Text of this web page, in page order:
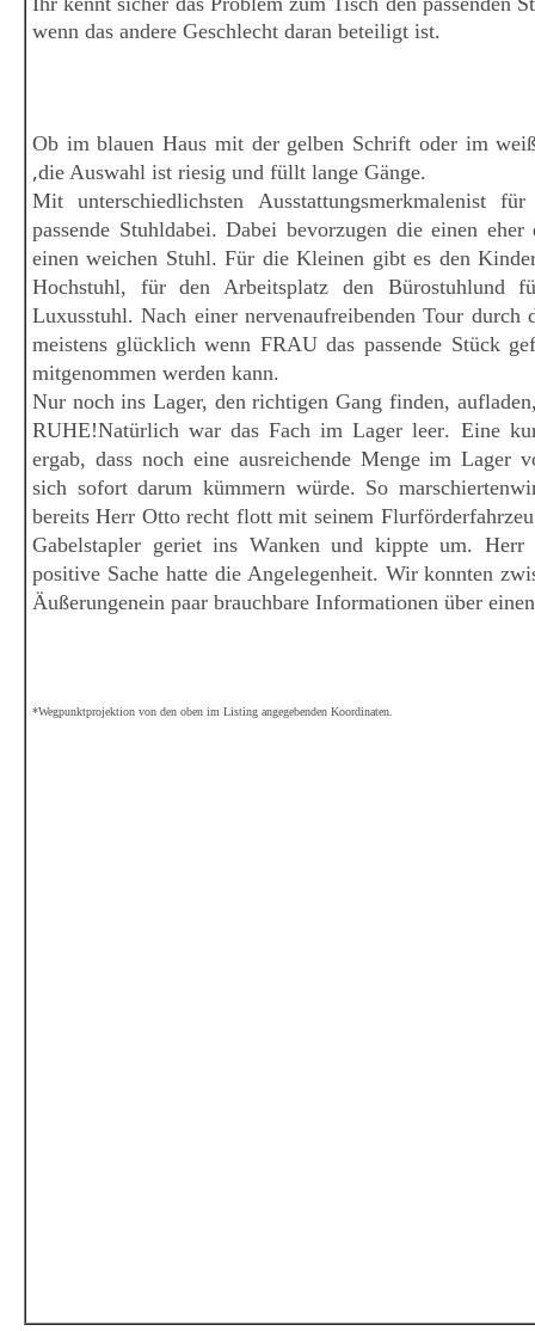
wenn das andere Geschlecht daran beteiligt ist.
Ob im blauen Haus mit der gelben Schrift oder im
,die Auswahl ist riesig und füllt lange Gänge.
Mit unterschiedlichsten Ausstattungsmerkmalenistfür
passende Stuhldabei. Dabei bevorzugen die einen eher
einen weichen Stuhl. Für die Kleinen gibt es den
Hochstuhl, für den Arbeitsplatz den Bürostuhlund
Luxusstuhl. Nach einer nervenaufreibenden Tour durch
meistens glücklich wenn FRAU das passende Stück
mitgenommen werden kann.
Nur noch ins Lager, den richtigen Gang finden,
RUHE!Natürlich war das Fach im Lager leer. Eine
ergab, dass noch eine ausreichende Menge im Lager
sich sofort darum kümmern würde. So marschierten
bereits Herr Otto recht flott mit seinem
Gabelstapler geriet ins Wanken und kippte um. Herr
positive Sache hatte die Angelegenheit. Wir konnten
Äußerungenein paar brauchbare Informationen über
*Wegpunktprojektion von den oben im Listing angegebenden Koordinaten.